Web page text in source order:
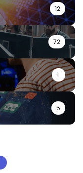
12
72
1
5